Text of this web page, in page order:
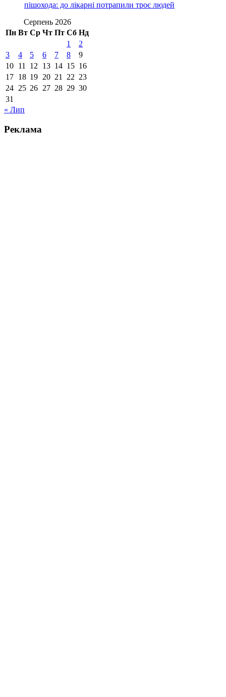
пішохода: до лікарні потрапили троє людей
Серпень 2026
Пн Вт Ср Чт Пт Сб Нд
1
2
3
4 5 6 7 8
9
10 11 12 13 14 15 16
17 18 19 20 21 22 23
24 25 26 27 28 29 30
31
« Лип
Реклама